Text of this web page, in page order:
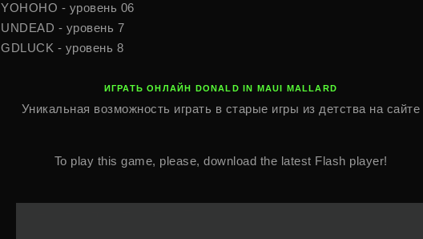
YOHOHO - уровень 06
UNDEAD - уровень 7
GDLUCK - уровень 8
ИГРАТЬ ОНЛАЙН DONALD IN MAUI MALLARD
Уникальная возможность играть в старые игры из детства на сайте
To play this game, please, download the latest Flash player!